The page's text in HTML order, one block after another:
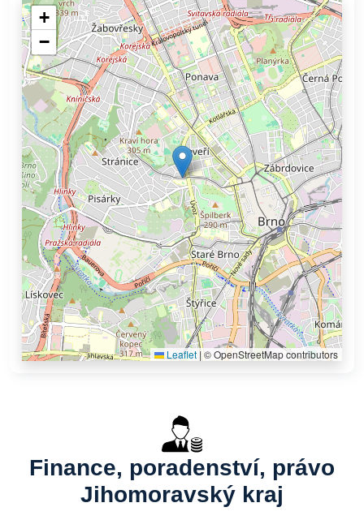
+
−
Leaflet |© OpenStreetMap contributors
Finance, poradenství, právo
Jihomoravský kraj